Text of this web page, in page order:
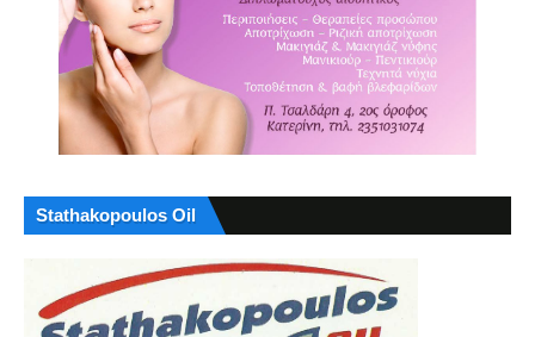
Stathakopoulos Oil